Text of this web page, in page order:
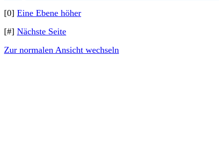
[0] Eine Ebene höher
[#] Nächste Seite
Zur normalen Ansicht wechseln